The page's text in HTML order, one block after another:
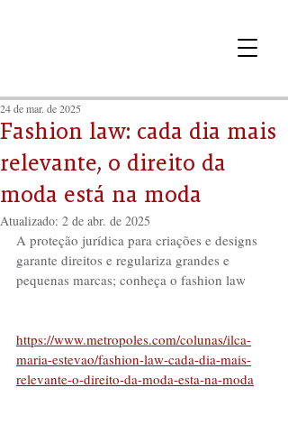
Fashion law: cada dia mais
relevante, o direito da
moda está na moda
24 de mar. de 2025
Atualizado: 2 de abr. de 2025
A proteção jurídica para criações e designs
garante direitos e regulariza grandes e
pequenas marcas; conheça o fashion law
https://www.metropoles.com/colunas/ilca-
maria-estevao/fashion-law-cada-dia-mais-
relevante-o-direito-da-moda-esta-na-moda